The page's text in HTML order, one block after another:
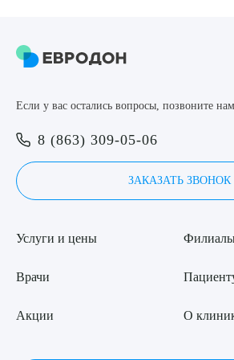
Если у вас остались вопросы, позвоните нам
8 (863) 309-05-06
ЗАКАЗАТЬ ЗВОНОК
Услуги и цены
Врачи
Акции О
Я даю согласие на обработку персональных
Выберите